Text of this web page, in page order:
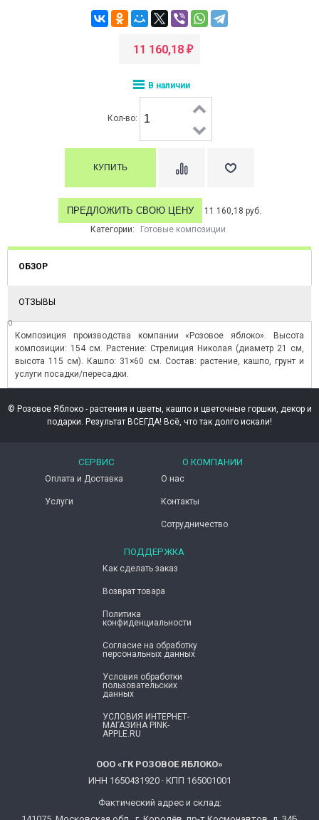
11 160,18 ₽
В наличии
Кол-во:
ПРЕДЛОЖИТЬ СВОЮ ЦЕНУ
11 160,18 руб.
Категории:
Готовые композиции
ОБЗОР
ОТЗЫВЫ
0
Композиция производства компании «Розовое яблоко». Высота
композиции: 154 см. Растение: Стрелиция Николая (диаметр 21 см,
высота 115 см). Кашпо: 31×60 см. Состав: растение, кашпо, грунт и
услуги посадки/пересадки.
© Розовое Яблоко - растения и цветы, кашпо и цветочные горшки, декор и
подарки. Результат ВСЕГДА! Всё, что так долго искали!
СЕРВИС
Оплата и Доставка
Услуги
О КОМПАНИИ
О нас
Контакты
Сотрудничество
ПОДДЕРЖКА
Как сделать заказ
Возврат товара
Политика
конфиденциальности
Согласие ​на обработку
персональных данных
Условия обработки
пользовательских
данных
УСЛОВИЯ ИНТЕРНЕТ-
МАГАЗИНА PINK-
APPLE.RU
ООО «ГК РОЗОВОЕ ЯБЛОКО»
ИНН 1650431920 · КПП 165001001
Фактический адрес и склад: